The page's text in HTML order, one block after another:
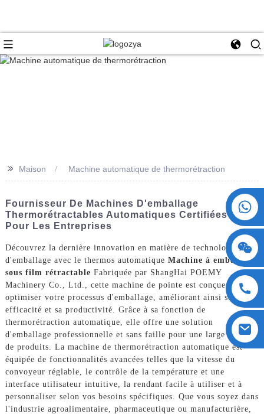
+86 15730993174
>> Maison Machine automatique de thermorétraction
Fournisseur De Machines D'emballage
Thermorétractables Automatiques Certifiées CE
Pour Les Entreprises
Découvrez la dernière innovation en matière de technologie
d'emballage avec le thermos automatique Machine à emballer
sous film rétractable Fabriquée par ShangHai POEMY
Machinery Co., Ltd., cette machine de pointe est conçue pour
optimiser votre processus d'emballage, améliorant ainsi son
efficacité et sa productivité. Grâce à sa fonction de
thermorétraction automatique, elle offre une solution
d'emballage professionnelle et sans faille pour une large gamme
de produits. La machine de thermorétraction automatique est
équipée de fonctionnalités avancées telles que la vitesse du
convoyeur réglable, le contrôle de la température et une
interface utilisateur intuitive, la rendant facile à utiliser et à
personnaliser selon vos besoins spécifiques. Que vous soyez dans
l'industrie agroalimentaire, pharmaceutique ou manufacturière,